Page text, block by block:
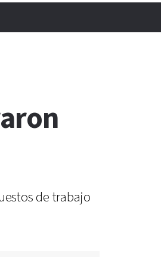
de trabajo